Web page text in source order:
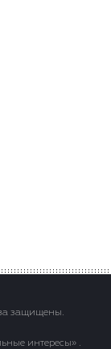
защищены.
интересы» .